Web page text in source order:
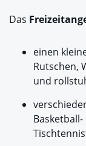
Das
einen
Rutschen,
und